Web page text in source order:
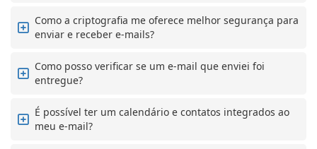
Como a criptografia me oferece melhor segurança para
enviar e receber e-mails?
Como posso verificar se um e-mail que enviei foi
entregue?
É possível ter um calendário e contatos integrados ao
meu e-mail?